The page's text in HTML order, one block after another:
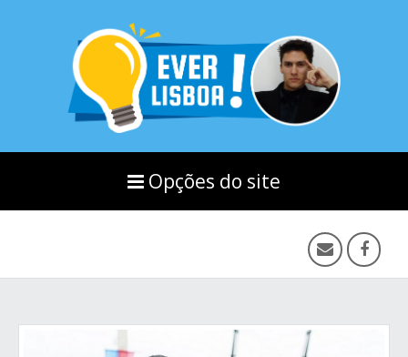
Opções do site